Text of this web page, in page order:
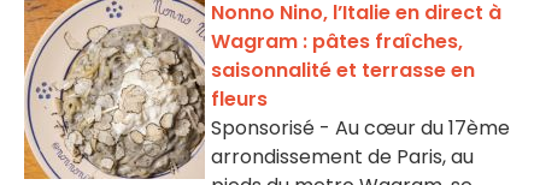
Nonno Nino, l’Italie en direct à
Wagram : pâtes fraîches,
saisonnalité et terrasse en
fleurs
Sponsorisé - Au cœur du 17ème
arrondissement de Paris, au